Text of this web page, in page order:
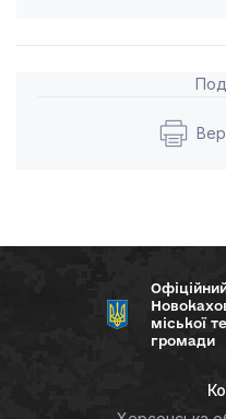
міської
громади